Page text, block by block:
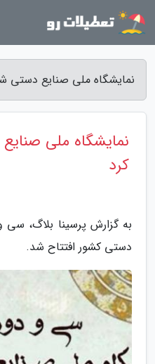
نمایشگاه ملی صنایع دستی
نمایشگاه ملی
کرد
به گزارش پرسینا بلاگ،
دستی کشور افتتاح شد.